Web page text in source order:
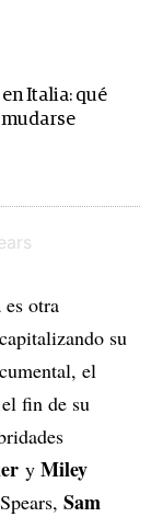
en Italia: qué
otra
su
el
fin de su
y Miley
Sam